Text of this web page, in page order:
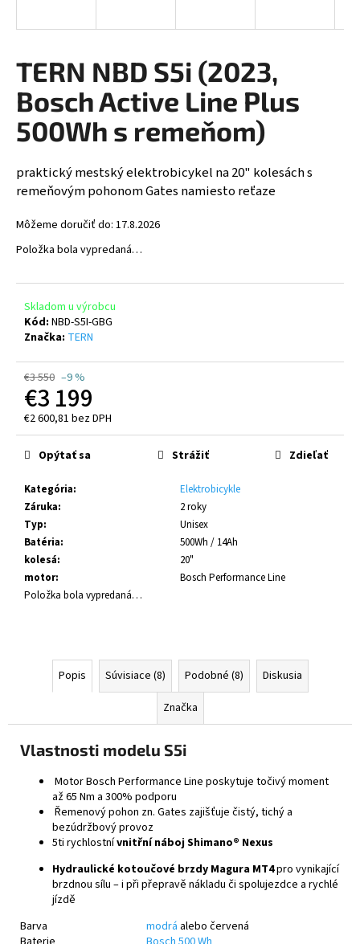
TERN NBD S5i (2023,
Bosch Active Line Plus
500Wh s remeňom)
praktický mestský elektrobicykel na 20" kolesách s
remeňovým pohonom Gates namiesto reťaze
Môžeme doručiť do: 17.8.2026
Položka bola vypredaná…
Skladom u výrobcu
Kód: NBD-S5I-GBG
Značka: TERN
€3 550 –9 %
€3 199
€2 600,81 bez DPH
Jednotková
cena:
Kategória:
Elektrobicykle
Záruka:
2 roky
Typ:
Unisex
Batéria:
500Wh / 14Ah
kolesá:
20"
motor:
Bosch Performance Line
Položka bola vypredaná…
Opýtať sa Strážiť Zdieľať
A
Popis Súvisiace (8) Podobné (8)
Diskusia
Značka
Vlastnosti modelu S5i
Motor Bosch Performance Line poskytuje točivý moment
až 65 Nm a 300% podporu
Řemenový pohon zn. Gates zajišťuje čistý, tichý a
bezúdržbový provoz
5ti rychlostnívnitřní náboj Shimano® Nexus
Hydraulické kotoučové brzdy Magura MT4pro vynikající
brzdnou sílu – i při přepravě nákladu či spolujezdce a rychlé
jízdě
Barva
modrá alebo červená
s
ť
?
HĽADAŤ
O
o
ú
č
a
m
e
CRUSSIS
FULL
9.11-
(715
WH)
MODEL
2026
(PANASONIC
GX
ULT)